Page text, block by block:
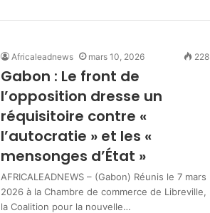
Africaleadnews mars 10, 2026 228
Gabon : Le front de
l’opposition dresse un
réquisitoire contre «
l’autocratie » et les «
mensonges d’État »
AFRICALEADNEWS – (Gabon) Réunis le 7 mars
2026 à la Chambre de commerce de Libreville,
la Coalition pour la nouvelle…